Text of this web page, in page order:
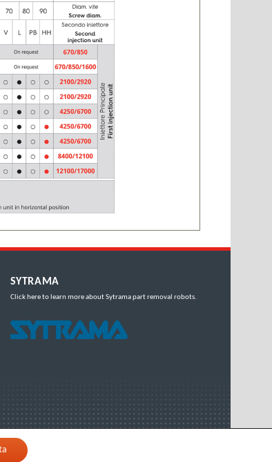
SYTRAMA
Click hereto learn more about Sytrama part removal robots.
Copyright